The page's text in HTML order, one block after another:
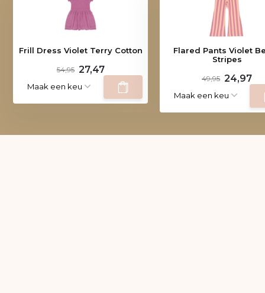
Frill Dress Violet Terry Cotton
54,95 27,47
Flared Pants Violet
Stripes
49,95 24,97